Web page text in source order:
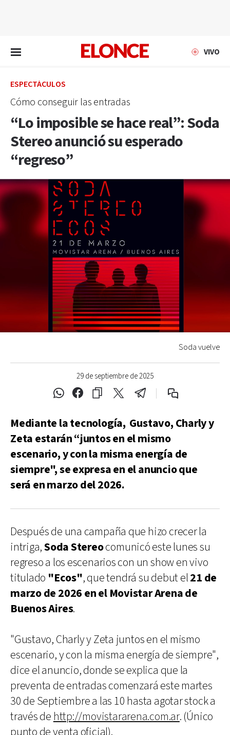
VIVO
ESPECTÁCULOS
Cómo conseguir las entradas
“Lo imposible se hace real”: Soda
Stereo anunció su esperado
“regreso”
29 de septiembre de 2025
Soda vuelve
Mediante la tecnología, Gustavo, Charly y
Zeta estarán “juntos en el mismo
escenario, y con la misma energía de
siempre", se expresa en el anuncio que
será en marzo del 2026.
Después de una campaña que hizo crecer la
intriga,Soda Stereocomunicó este lunes su
regreso a los escenarios con un show en vivo
titulado "Ecos", que tendrá su debut el21 de
marzo de 2026 en el Movistar Arena de
Buenos Aires.
"Gustavo, Charly y Zeta juntos en el mismo
escenario, y con la misma energía de siempre",
dice el anuncio, donde se explica que la
preventa de entradas comenzará este martes
30 de Septiembre a las 10 hasta agotar stock a
través de http://movistararena.com.ar. (Único
punto de venta oficial).